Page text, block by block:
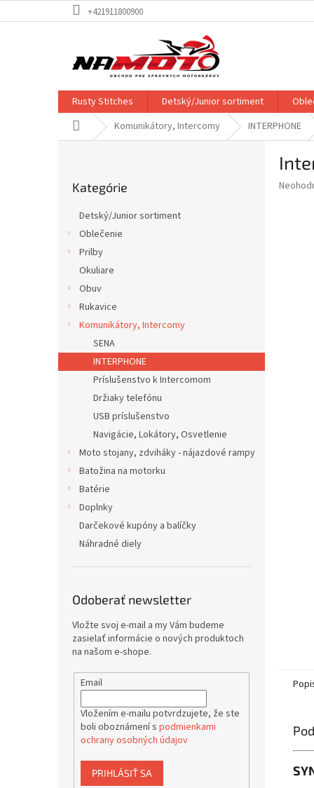
na
+421911800900
Rusty Stitches Detský/Junior sortiment
DomovKomunikátory, Intercomy INTERPHONE
kategórie
Kategórie
Detský/Junior sortiment
Oblečenie
Prilby
Okuliare
Obuv
Rukavice
Komunikátory, Intercomy
SENA
INTERPHONE
Príslušenstvo k Intercomom
Držiaky telefónu
USB príslušenstvo
Navigácie, Lokátory, Osvetlenie
Moto stojany, zdviháky - nájazdové rampy
Batožina na motorku
Batérie
Doplnky
Darčekové kupóny a balíčky
Náhradné diely
Odoberať newsletter
Vložte svoj e-mail a my Vám budeme
zasielať informácie o nových produktoch
na našom e-shope.
Email
Vložením e-mailu potvrdzujete, že ste
boli oboznámení s podmienkami
ochrany osobných údajov
PRIHLÁSIŤ SA